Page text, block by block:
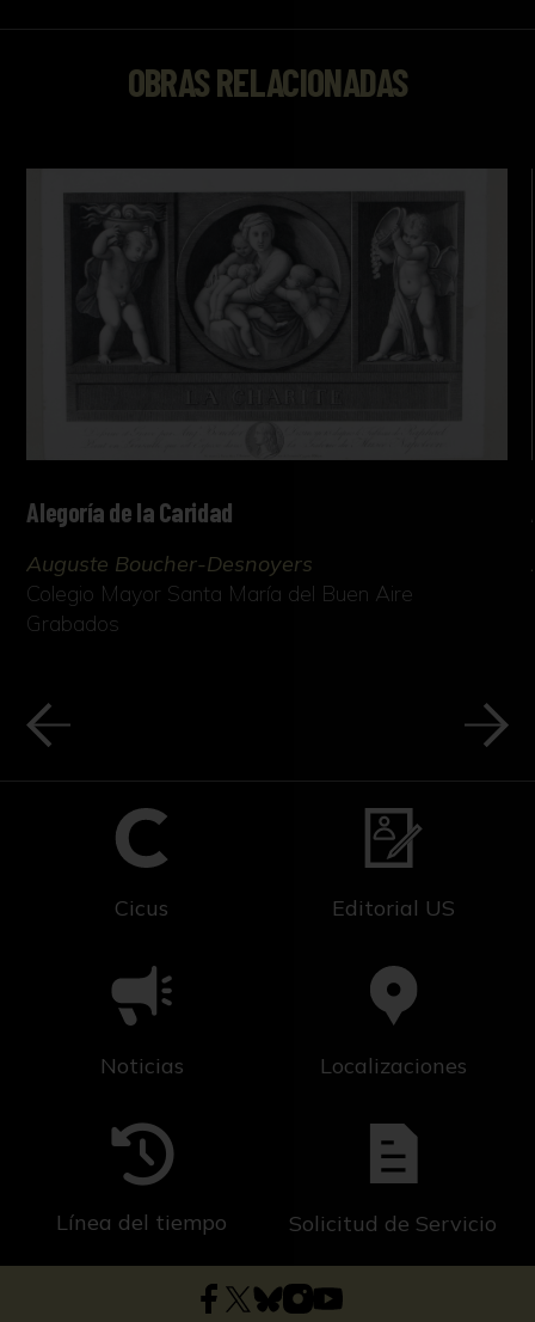
OBRAS RELACIONADAS
Alegoría de la Caridad
Auguste Boucher-Desnoyers
Colegio Mayor Santa María del Buen Aire
Grabados
Cicus Editorial US
Noticias Localizaciones
Línea del tiempo Solicitud de Servicio